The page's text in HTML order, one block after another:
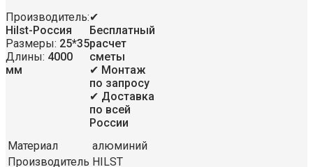
Производитель:
Hilst-Россия
Размеры: 25*35
Длины: 4000
мм
✔
Бесплатный
расчет
сметы
✔ Монтаж
по запросу
✔ Доставка
по всей
России
Материал
алюминий
Производитель HILST